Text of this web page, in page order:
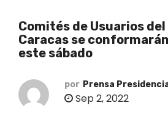
Comités de Usuarios
Caracas se
este sábado
por Prensa
Sep 2, 2022